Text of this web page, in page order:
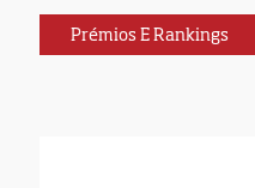
Prémios E Rankings